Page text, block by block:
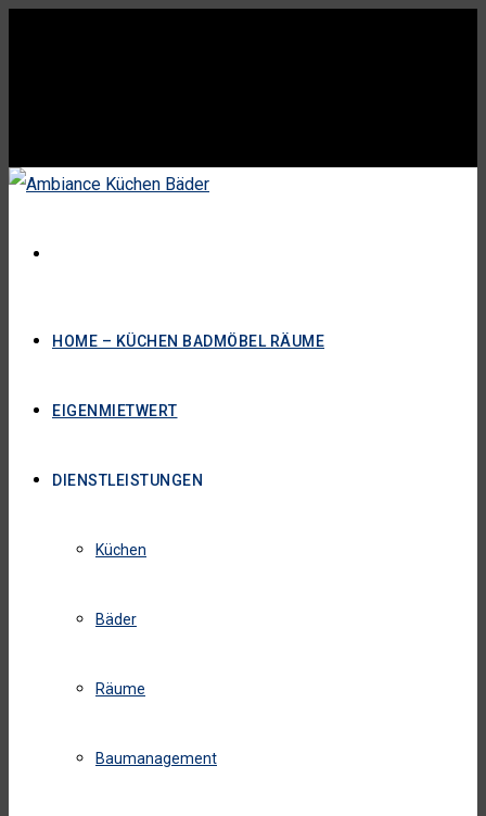
HOME – KÜCHEN BADMÖBEL RÄUME
EIGENMIETWERT
DIENSTLEISTUNGEN
Küchen
Bäder
Räume
Baumanagement